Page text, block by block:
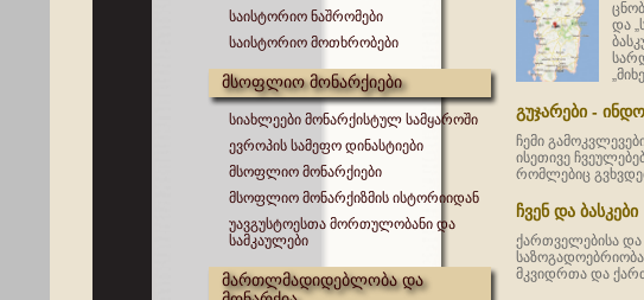
საისტორიო ნაშრომები
საისტორიო მოთხრობები
მსოფლიო მონარქიები
სიახლეები მონარქისტულ სამყაროში
ევროპის სამეფო დინასტიები
მსოფლიო მონარქიები
მსოფლიო მონარქიზმის ისტორიიდან
უავგუსტოესთა მორთულობანი და
სამკაულები
მართლმადიდებლობა და
და
გუჯარები -
ჩემი
ისეთივე
რომლებიც
ჩვენ და ბასკები
ქართველებისა და
მკვიდრთა და